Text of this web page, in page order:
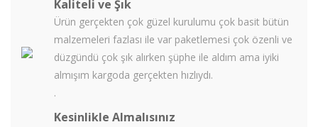
Kaliteli ve Şık
Ürün gerçekten çok güzel kurulumu çok basit bütün
malzemeleri fazlası ile var paketlemesi çok özenli ve
düzgündü çok şık alırken şüphe ile aldım ama iyiki
almışım kargoda gerçekten hızlıydı.
.
Kesinlikle Almalısınız